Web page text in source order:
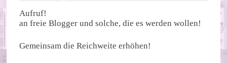
Aufruf!
an freie Blogger und solche, die es werden wollen!
Gemeinsam die Reichweite erhöhen!